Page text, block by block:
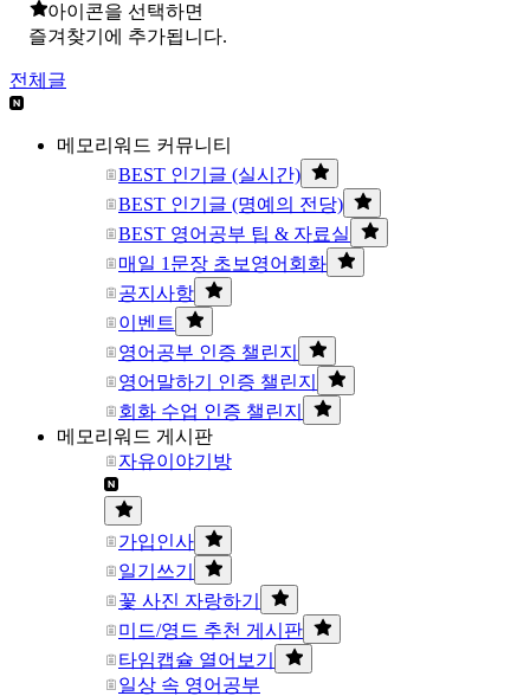
아이콘을 선택하면
즐겨찾기에 추가됩니다.
전체글
메모리워드 커뮤니티
BEST 인기글 (실시간)
BEST 인기글 (명예의 전당)
BEST 영어공부 팁 & 자료실
매일 1문장 초보영어회화
공지사항
이벤트
영어공부 인증 챌린지
영어말하기 인증 챌린지
회화 수업 인증 챌린지
메모리워드 게시판
자유이야기방
가입인사
일기쓰기
꽃 사진 자랑하기
미드/영드 추천 게시판
타임캡슐 열어보기
일상 속 영어공부